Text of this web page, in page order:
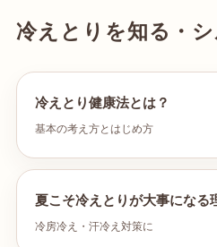
冷えとりを知る・
冷えとり健康法とは？
基本の考え方とはじめ方
夏こそ冷えとりが大事になる
冷房冷え・汗冷え対策に